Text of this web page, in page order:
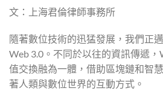
文：上海君倫律師事務所
隨著數位技術的迅猛發展，我們正
Web 3.0。不同於以往的資訊傳遞
值交換融為一體，借助區塊鏈和智
著人類與數位世界的互動方式。